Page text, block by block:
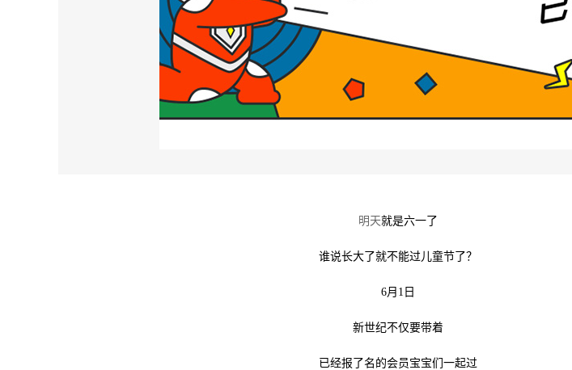
明天就是六一了
谁说长大了就不能过儿童节了？
6月 1 日
新世纪不仅要带着
已经报了名的会员宝宝们一起过